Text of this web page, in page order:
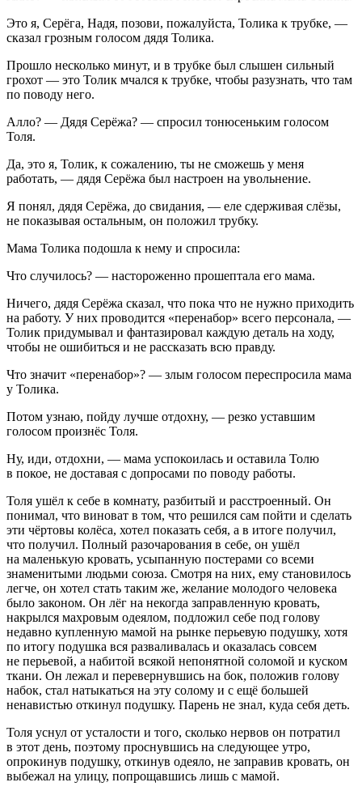
Это я, Серёга, Надя, позови, пожалуйста, Толика к трубке, —
сказал грозным голосом дядя Толика.
Прошло несколько минут, и в трубке был слышен сильный
грохот — это Толик мчался к трубке, чтобы разузнать, что там
по поводу него.
Алло? — Дядя Серёжа? — спросил тонюсеньким голосом
Толя.
Да, это я, Толик, к сожалению, ты не сможешь у меня
работать, — дядя Серёжа был настроен на увольнение.
Я понял, дядя Серёжа, до свидания, — еле сдерживая слёзы,
не показывая остальным, он положил трубку.
Мама Толика подошла к нему и спросила:
Что случилось? — настороженно прошептала его мама.
Ничего, дядя Серёжа сказал, что пока что не нужно приходить
на работу. У них проводится «перенабор» всего персонала, —
Толик придумывал и фантазировал каждую деталь на ходу,
чтобы не ошибиться и не рассказать всю правду.
Что значит «перенабор»? — злым голосом переспросила мама
у Толика.
Потом узнаю, пойду лучше отдохну, — резко уставшим
голосом произнёс Толя.
Ну, иди, отдохни, — мама успокоилась и оставила Толю
в покое, не доставая с допросами по поводу работы.
Толя ушёл к себе в комнату, разбитый и расстроенный. Он
понимал, что виноват в том, что решился сам пойти и сделать
эти чёртовы колёса, хотел показать себя, а в итоге получил,
что получил. Полный разочарования в себе, он ушёл
на маленькую кровать, усыпанную постерами со всеми
знаменитыми людьми союза. Смотря на них, ему становилось
легче, он хотел стать таким же, желание молодого человека
было законом. Он лёг на некогда заправленную кровать,
накрылся махровым одеялом, подложил себе под голову
недавно купленную мамой на рынке перьевую подушку, хотя
по итогу подушка вся разваливалась и оказалась совсем
не перьевой, а набитой всякой непонятной соломой и куском
ткани. Он лежал и перевернувшись на бок, положив голову
набок, стал натыкаться на эту солому и с ещё большей
ненавистью откинул подушку. Парень не знал, куда себя деть.
Толя уснул от усталости и того, сколько нервов он потратил
в этот день, поэтому проснувшись на следующее утро,
опрокинув подушку, откинув одеяло, не заправив кровать, он
выбежал на улицу, попрощавшись лишь с мамой.